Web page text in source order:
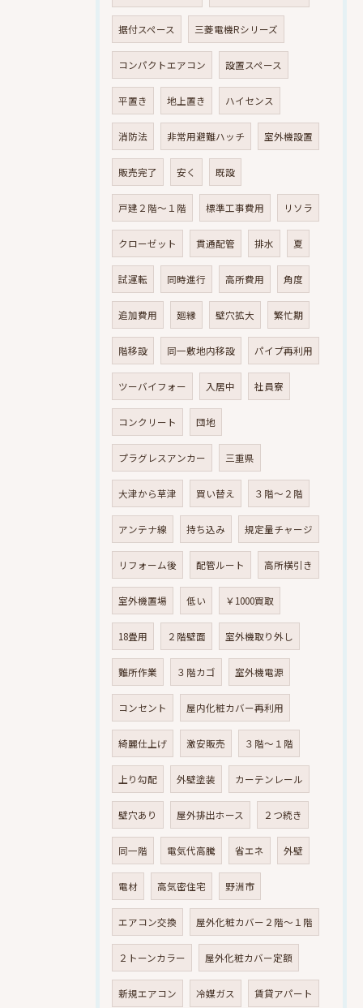
据付スペース 三菱電機Rシリーズ
コンパクトエアコン 設置スペース
平置き 地上置き ハイセンス
消防法 非常用避難ハッチ 室外機設置
販売完了 安く 既設
戸建２階～１階 標準工事費用 リソラ
クローゼット 貫通配管 排水 夏
試運転 同時進行 高所費用 角度
追加費用 廻縁 壁穴拡大 繁忙期
階移設 同一敷地内移設 パイプ再利用
ツーバイフォー 入居中 社員寮
コンクリート 団地
プラグレスアンカー 三重県
大津から草津 買い替え ３階～２階
アンテナ線 持ち込み 規定量チャージ
リフォーム後 配管ルート 高所横引き
室外機置場 低い ￥1000買取
18畳用 ２階壁面 室外機取り外し
難所作業 ３階カゴ 室外機電源
コンセント 屋内化粧カバー再利用
綺麗仕上げ 激安販売 ３階～１階
上り勾配 外壁塗装 カーテンレール
壁穴あり 屋外排出ホース ２つ続き
同一階 電気代高騰 省エネ 外壁
電材 高気密住宅 野洲市
エアコン交換 屋外化粧カバー２階～１階
２トーンカラー 屋外化粧カバー定額
新規エアコン 冷媒ガス 賃貸アパート